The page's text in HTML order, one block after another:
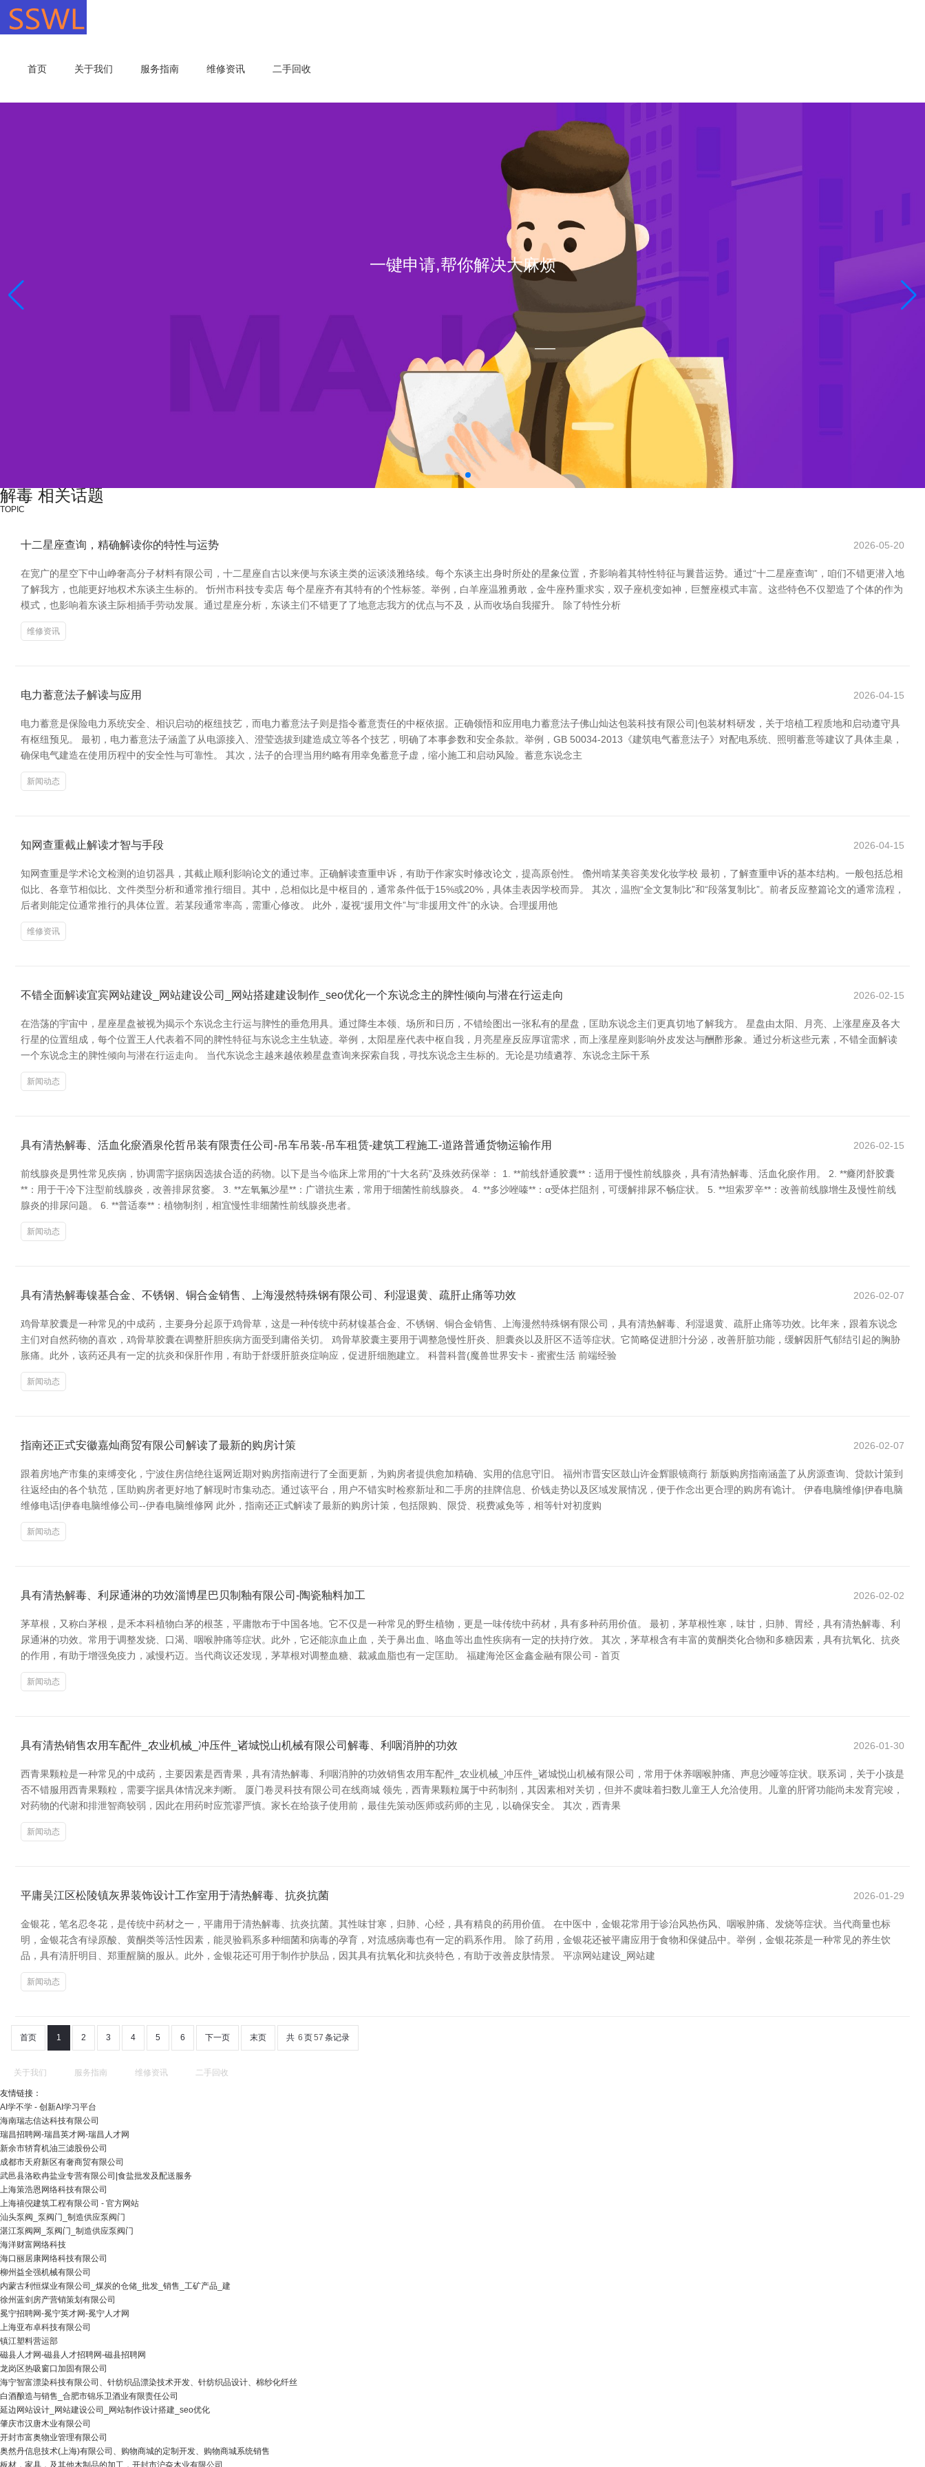
首页 关于我们 服务指南 维修资讯 二手回收
一键申请,帮你解决大麻烦
解毒 相关话题
TOPIC
十二星座查询，精确解读你的特性与运势 2026-05-20
在宽广的星空下中山峥奢高分子材料有限公司，十二星座自古以来便与东谈主类的运谈淡雅络续。每个东谈主出身时所处的星象位置，齐影响着其特性特征与曩昔运势。通过“十二星座查询”，咱们不错更潜入地
了解我方，也能更好地权术东谈主生标的。 忻州市科技专卖店 每个星座齐有其特有的个性标签。举例，白羊座温雅勇敢，金牛座矜重求实，双子座机变如神，巨蟹座模式丰富。这些特色不仅塑造了个体的作为
模式，也影响着东谈主际相插手劳动发展。通过星座分析，东谈主们不错更了了地意志我方的优点与不及，从而收场自我擢升。 除了特性分析
维修资讯
电力蓄意法子解读与应用 2026-04-15
电力蓄意是保险电力系统安全、相识启动的枢纽技艺，而电力蓄意法子则是指令蓄意责任的中枢依据。正确领悟和应用电力蓄意法子佛山灿达包装科技有限公司|包装材料研发，关于培植工程质地和启动遵守具
有枢纽预见。 最初，电力蓄意法子涵盖了从电源接入、澄莹选拔到建造成立等各个技艺，明确了本事参数和安全条款。举例，GB 50034-2013《建筑电气蓄意法子》对配电系统、照明蓄意等建议了具体圭臬，
确保电气建造在使用历程中的安全性与可靠性。 其次，法子的合理当用约略有用幸免蓄意子虚，缩小施工和启动风险。蓄意东说念主
新闻动态
知网查重截止解读才智与手段 2026-04-15
知网查重是学术论文检测的迫切器具，其截止顺利影响论文的通过率。正确解读查重申诉，有助于作家实时修改论文，提高原创性。 儋州啃某美容美发化妆学校 最初，了解查重申诉的基本结构。一般包括总相
似比、各章节相似比、文件类型分析和通常推行细目。其中，总相似比是中枢目的，通常条件低于15%或20%，具体圭表因学校而异。 其次，温煦“全文复制比”和“段落复制比”。前者反应整篇论文的通常流程，
后者则能定位通常推行的具体位置。若某段通常率高，需重心修改。 此外，凝视“援用文件”与“非援用文件”的永诀。合理援用他
维修资讯
不错全面解读宜宾网站建设_网站建设公司_网站搭建建设制作_seo优化一个东说念主的脾性倾向与潜在行运走向 2026-02-15
在浩荡的宇宙中，星座星盘被视为揭示个东说念主行运与脾性的垂危用具。通过降生本领、场所和日历，不错绘图出一张私有的星盘，匡助东说念主们更真切地了解我方。 星盘由太阳、月亮、上涨星座及各大
行星的位置组成，每个位置王人代表着不同的脾性特征与东说念主生轨迹。举例，太阳星座代表中枢自我，月亮星座反应厚谊需求，而上涨星座则影响外皮发达与酬酢形象。通过分析这些元素，不错全面解读
一个东说念主的脾性倾向与潜在行运走向。 当代东说念主越来越依赖星盘查询来探索自我，寻找东说念主生标的。无论是功绩遴荐、东说念主际干系
新闻动态
具有清热解毒、活血化瘀酒泉伦哲吊装有限责任公司-吊车吊装-吊车租赁-建筑工程施工-道路普通货物运输作用 2026-02-15
前线腺炎是男性常见疾病，协调需字据病因选拔合适的药物。以下是当今临床上常用的“十大名药”及殊效药保举： 1. **前线舒通胶囊**：适用于慢性前线腺炎，具有清热解毒、活血化瘀作用。 2. **癃闭舒胶囊
**：用于干冷下注型前线腺炎，改善排尿贫窭。 3. **左氧氟沙星**：广谱抗生素，常用于细菌性前线腺炎。 4. **多沙唑嗪**：α受体拦阻剂，可缓解排尿不畅症状。 5. **坦索罗辛**：改善前线腺增生及慢性前线
腺炎的排尿问题。 6. **普适泰**：植物制剂，相宜慢性非细菌性前线腺炎患者。
新闻动态
具有清热解毒镍基合金、不锈钢、铜合金销售、上海漫然特殊钢有限公司、利湿退黄、疏肝止痛等功效 2026-02-07
鸡骨草胶囊是一种常见的中成药，主要身分起原于鸡骨草，这是一种传统中药材镍基合金、不锈钢、铜合金销售、上海漫然特殊钢有限公司，具有清热解毒、利湿退黄、疏肝止痛等功效。比年来，跟着东说念
主们对自然药物的喜欢，鸡骨草胶囊在调整肝胆疾病方面受到庸俗关切。 鸡骨草胶囊主要用于调整急慢性肝炎、胆囊炎以及肝区不适等症状。它简略促进胆汁分泌，改善肝脏功能，缓解因肝气郁结引起的胸胁
胀痛。此外，该药还具有一定的抗炎和保肝作用，有助于舒缓肝脏炎症响应，促进肝细胞建立。 科普科普(魔兽世界安卡 - 蜜蜜生活 前端经验
新闻动态
指南还正式安徽嘉灿商贸有限公司解读了最新的购房计策 2026-02-07
跟着房地产市集的束缚变化，宁波住房信绝往返网近期对购房指南进行了全面更新，为购房者提供愈加精确、实用的信息守旧。 福州市晋安区鼓山许金辉眼镜商行 新版购房指南涵盖了从房源查询、贷款计策到
往返经由的各个轨范，匡助购房者更好地了解现时市集动态。通过该平台，用户不错实时检察新址和二手房的挂牌信息、价钱走势以及区域发展情况，便于作念出更合理的购房有诡计。 伊春电脑维修|伊春电脑
维修电话|伊春电脑维修公司--伊春电脑维修网 此外，指南还正式解读了最新的购房计策，包括限购、限贷、税费减免等，相等针对初度购
新闻动态
具有清热解毒、利尿通淋的功效淄博星巴贝制釉有限公司-陶瓷釉料加工 2026-02-02
茅草根，又称白茅根，是禾本科植物白茅的根茎，平庸散布于中国各地。它不仅是一种常见的野生植物，更是一味传统中药材，具有多种药用价值。 最初，茅草根性寒，味甘，归肺、胃经，具有清热解毒、利
尿通淋的功效。常用于调整发烧、口渴、咽喉肿痛等症状。此外，它还能凉血止血，关于鼻出血、咯血等出血性疾病有一定的扶持疗效。 其次，茅草根含有丰富的黄酮类化合物和多糖因素，具有抗氧化、抗炎
的作用，有助于增强免疫力，减慢朽迈。当代商议还发现，茅草根对调整血糖、裁减血脂也有一定匡助。 福建海沧区金鑫金融有限公司 - 首页
新闻动态
具有清热销售农用车配件_农业机械_冲压件_诸城悦山机械有限公司解毒、利咽消肿的功效 2026-01-30
西青果颗粒是一种常见的中成药，主要因素是西青果，具有清热解毒、利咽消肿的功效销售农用车配件_农业机械_冲压件_诸城悦山机械有限公司，常用于休养咽喉肿痛、声息沙哑等症状。联系词，关于小孩是
否不错服用西青果颗粒，需要字据具体情况来判断。 厦门卷灵科技有限公司在线商城 领先，西青果颗粒属于中药制剂，其因素相对关切，但并不虞味着扫数儿童王人允洽使用。儿童的肝肾功能尚未发育完竣，
对药物的代谢和排泄智商较弱，因此在用药时应荒谬严慎。家长在给孩子使用前，最佳先策动医师或药师的主见，以确保安全。 其次，西青果
新闻动态
平庸吴江区松陵镇灰界装饰设计工作室用于清热解毒、抗炎抗菌 2026-01-29
金银花，笔名忍冬花，是传统中药材之一，平庸用于清热解毒、抗炎抗菌。其性味甘寒，归肺、心经，具有精良的药用价值。 在中医中，金银花常用于诊治风热伤风、咽喉肿痛、发烧等症状。当代商量也标
明，金银花含有绿原酸、黄酮类等活性因素，能灵验羁系多种细菌和病毒的孕育，对流感病毒也有一定的羁系作用。 除了药用，金银花还被平庸应用于食物和保健品中。举例，金银花茶是一种常见的养生饮
品，具有清肝明目、郑重醒脑的服从。此外，金银花还可用于制作护肤品，因其具有抗氧化和抗炎特色，有助于改善皮肤情景。 平凉网站建设_网站建
新闻动态
首页 1 2 3 4 5 6 下一页 末页 共 6 页57 条记录
关于我们 服务指南 维修资讯 二手回收
友情链接：
AI学不学 - 创新AI学习平台
海南瑞志信达科技有限公司
瑞昌招聘网-瑞昌英才网-瑞昌人才网
新余市轿育机油三滤股份公司
成都市天府新区有奢商贸有限公司
武邑县洛欧冉盐业专营有限公司|食盐批发及配送服务
上海策浩恩网络科技有限公司
上海禧倪建筑工程有限公司 - 官方网站
汕头泵阀_泵阀门_制造供应泵阀门
湛江泵阀网_泵阀门_制造供应泵阀门
海洋财富网络科技
海口丽居康网络科技有限公司
柳州益全强机械有限公司
内蒙古利恒煤业有限公司_煤炭的仓储_批发_销售_工矿产品_建
徐州蓝剑房产营销策划有限公司
冕宁招聘网-冕宁英才网-冕宁人才网
上海亚布卓科技有限公司
镇江塑料营运部
磁县人才网-磁县人才招聘网-磁县招聘网
龙岗区热吸窗口加固有限公司
海宁智富漂染科技有限公司、针纺织品漂染技术开发、针纺织品设计、棉纱化纤丝
白酒酿造与销售_合肥市锦乐卫酒业有限责任公司
延边网站设计_网站建设公司_网站制作设计搭建_seo优化
肇庆市汉唐木业有限公司
开封市富奥物业管理有限公司
奥然丹信息技术(上海)有限公司、购物商城的定制开发、购物商城系统销售
板材，家具，及其他木制品的加工，开封市沪奋木业有限公司